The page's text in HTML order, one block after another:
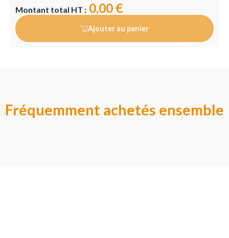
Montant total HT : 0,00 €
Ajouter au panier
Fréquemment achetés ensemble